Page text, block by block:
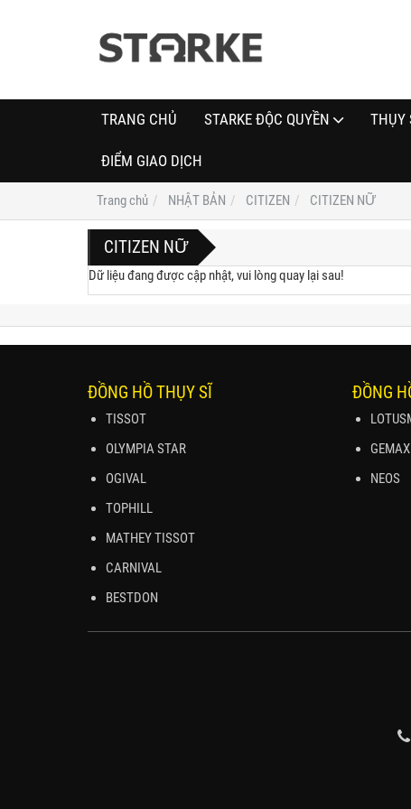
TRANG CHỦ STARKE ĐỘC QUYỀN THỤY
ĐIỂM GIAO DỊCH
Trang chủ NHẬT BẢN CITIZEN CITIZEN NỮ
CITIZEN NỮ
Dữ liệu đang được cập nhật, vui lòng quay lại sau!
ĐỒNG HỒ THỤY SĨ
TISSOT
OLYMPIA STAR
OGIVAL
TOPHILL
MATHEY TISSOT
CARNIVAL
BESTDON
ĐỒNG
GEMAX
NEOS